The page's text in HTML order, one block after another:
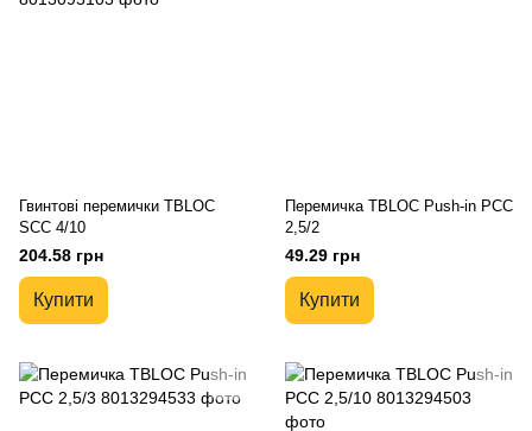
Гвинтові перемички TBLOC
SCC 4/10
204.58 грн
Купити
Перемичка TBLOC Push-in PCC
2,5/2
49.29 грн
Купити